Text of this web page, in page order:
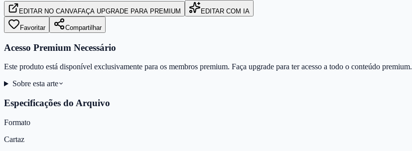
EDITAR NO CANVAFAÇA UPGRADE PARA PREMIUM EDITAR COM IA
Favoritar Compartilhar
Acesso Premium Necessário
Este produto está disponível exclusivamente para os membros premium. Faça upgrade para ter acesso a todo o conteúdo premium.
Sobre esta arte
Especificações do Arquivo
Formato
Cartaz